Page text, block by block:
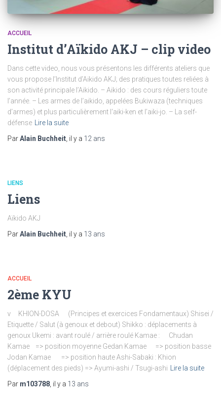
ACCUEIL
Institut d’Aïkido AKJ – clip video
Dans cette video, nous vous présentons les différents ateliers que
vous propose l’Institut d’Aikido AKJ; des pratiques toutes reliées à
son activité principale l’Aikido. – Aikido : des cours réguliers toute
l’année. – Les armes de l’aikido, appelées Bukiwaza (techniques
d’armes) et plus particulièrement l‘aiki-ken et l’aiki-jo. – La self-
défense
Lire la suite
ParAlain Buchheit , il y a 12 ans
LIENS
Liens
Aïkido AKJ
ParAlain Buchheit , il y a 13 ans
ACCUEIL
2ème KYU
v KHION-DOSA (Principes et exercices Fondamentaux) Shisei /
Etiquette / Salut (à genoux et debout) Shikko : déplacements à
genoux Ukemi : avant roulé / arrière roulé Kamae : Chudan
Kamae => position moyenne Gedan Kamae => position basse
Jodan Kamae => position haute Ashi-Sabaki : Khion
(déplacement des pieds) => Ayumi-ashi / Tsugi-ashi
Lire la suite
Par m103788 , il y a 13 ans